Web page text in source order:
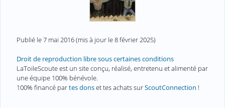
Publié le7 mai 2016(mis à jour le8 février 2025)
Droit de reproduction libre sous certaines conditions
LaToileScoute est un site conçu, réalisé, entretenu et alimenté par
une équipe 100% bénévole.
100% financé partes donset tes achats surScoutConnection !